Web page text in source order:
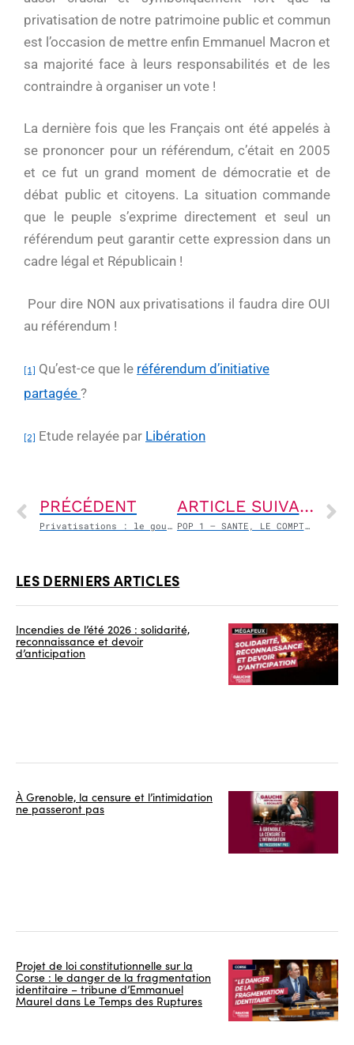
privatisation de notre patrimoine public et commun
est l’occasion de mettre enfin Emmanuel Macron et
sa majorité face à leurs responsabilités et de les
contraindre à organiser un vote !
La dernière fois que les Français ont été appelés à
se prononcer pour un référendum, c’était en 2005
et ce fut un grand moment de démocratie et de
débat public et citoyens. La situation commande
que le peuple s’exprime directement et seul un
référendum peut garantir cette expression dans un
cadre légal et Républicain !
Pour dire NON aux privatisations il faudra dire OUI
au référendum !
[1] Qu’est-ce que le référendum d’initiative
partagée ?
[2] Etude relayée par Libération
PRÉCÉDENT
Privatisations : le gouvernement se coupe les bras et brade le patrimoine de la nation !
ARTICLE SUIVANT
POP 1 – SANTE, LE COMPTE N’Y EST PAS avec Catherine Coutard
LES DERNIERS ARTICLES
Incendies de l’été 2026 : solidarité,
reconnaissance et devoir
d’anticipation
À Grenoble, la censure et l’intimidation
ne passeront pas
Projet de loi constitutionnelle sur la
Corse : le danger de la fragmentation
identitaire – tribune d’Emmanuel
Maurel dans Le Temps des Ruptures